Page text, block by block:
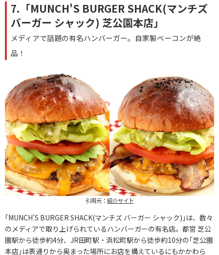
7.「MUNCH'S BURGER SHACK(マンチズ
バーガー シャック) 芝公園本店」
メディアで話題の有名ハンバーガー。自家製ベーコンが絶
品！
引用元： 紹介サイト
｢MUNCH'S BURGER SHACK(マンチズ バーガー シャック)｣は、数々
のメディアで取り上げられているハンバーガーの有名店。都営 芝公
園駅から徒歩約4分、JR田町駅・浜松町駅から徒歩約10分の｢芝公園
本店｣は表通りから奥まった場所にお店を構えているにもかかわら